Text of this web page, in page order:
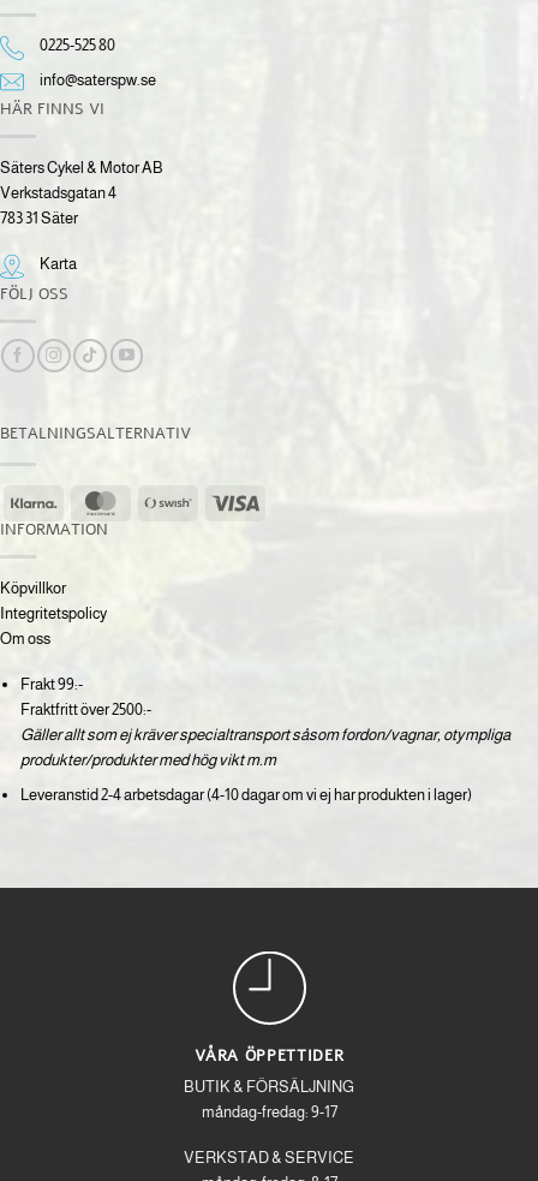
0225-525 80
info@saterspw.se
HÄR FINNS VI
Säters Cykel & Motor AB
Verkstadsgatan 4
783 31 Säter
Karta
FÖLJ OSS
BETALNINGSALTERNATIV
Klarna MasterCardSwish
(SE)
INFORMATION
Köpvillkor
Integritetspolicy
Om oss
Frakt 99:-
Fraktfritt över 2500:-
Gäller allt som ej kräver specialtransport såsom fordon/vagnar, otympliga
produkter/produkter med hög vikt m.m
Leveranstid 2-4 arbetsdagar (4-10 dagar om vi ej har produkten i lager)
VÅRA ÖPPETTIDER
BUTIK & FÖRSÄLJNING
måndag-fredag: 9-17
VERKSTAD & SERVICE